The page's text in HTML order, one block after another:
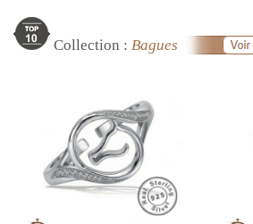
Collection : Bagues